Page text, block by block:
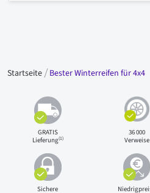
Startseite Bester Winterreifen für 4x4
GRATIS
Lieferung(1)
36 000
Verweise
Sichere